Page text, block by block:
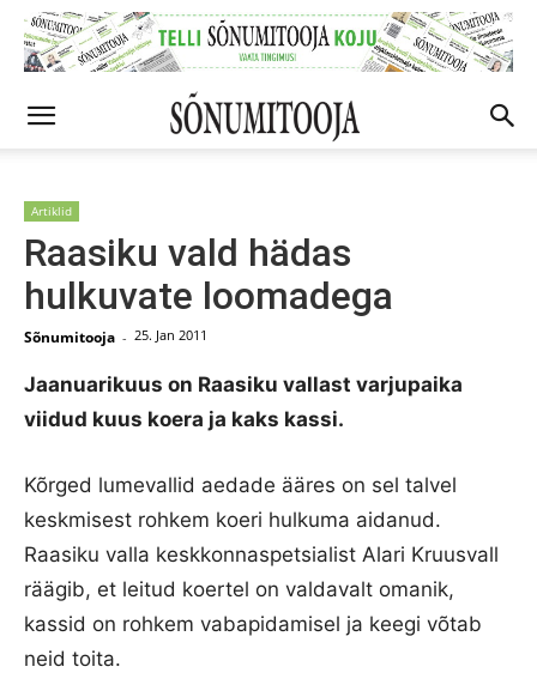
Artiklid
Raasiku vald hädas
hulkuvate loomadega
Sõnumitooja - 25. Jan 2011
Jaanuarikuus on Raasiku vallast varjupaika
viidud kuus koera ja kaks kassi.
Kõrged lumevallid aedade ääres on sel talvel
keskmisest rohkem koeri hulkuma aidanud.
Raasiku valla keskkonnaspetsialist Alari Kruusvall
räägib, et leitud koertel on valdavalt omanik,
kassid on rohkem vabapidamisel ja keegi võtab
neid toita.